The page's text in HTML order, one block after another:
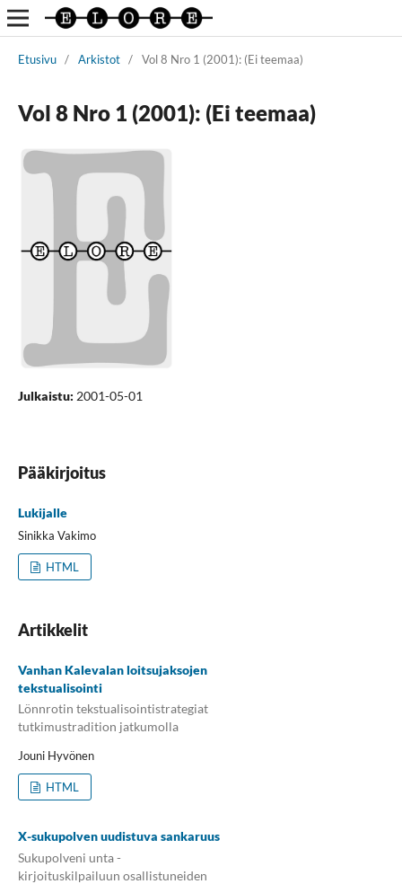
Etusivu / Arkistot / Vol 8 Nro 1 (2001): (Ei teemaa)
Vol 8 Nro 1 (2001): (Ei teemaa)
Julkaistu: 2001-05-01
Pääkirjoitus
Lukijalle
Sinikka Vakimo
HTML
Artikkelit
Vanhan Kalevalan loitsujaksojen
tekstualisointi
Lönnrotin tekstualisointistrategiat
tutkimustradition jatkumolla
Jouni Hyvönen
HTML
X-sukupolven uudistuva sankaruus
Sukupolveni unta -
kirjoituskilpailuun osallistuneiden